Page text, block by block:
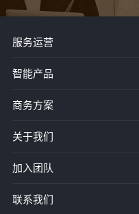
服务运营
智能产品
商务方案
关于我们
加入团队
联系我们